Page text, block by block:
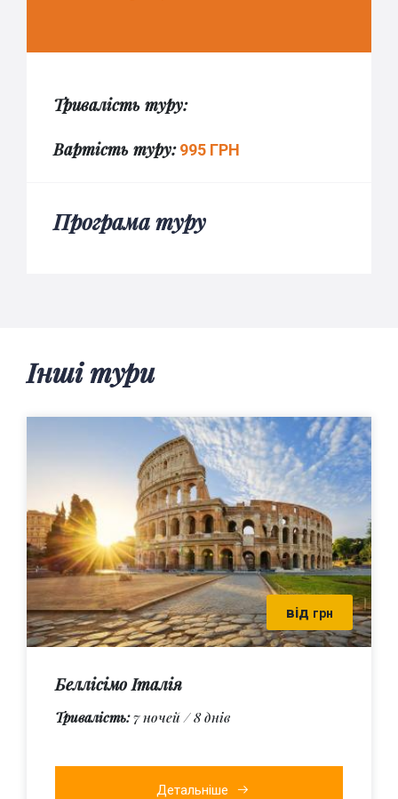
Тривалість туру:
Вартість туру: 995 ГРН
Програма туру
Інші тури
від грн
Беллісімо Італія
Тривалість:7 ночей / 8 днів
Детальніше